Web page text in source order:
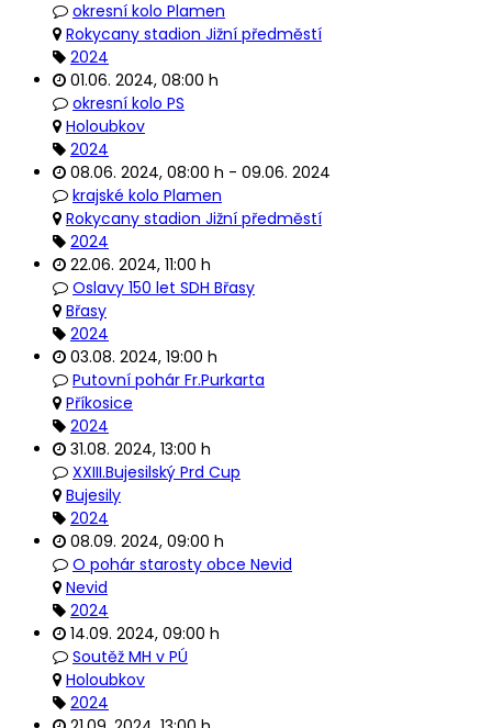
okresní kolo Plamen
Rokycany stadion Jižní předměstí
2024
01.06. 2024, 08:00 h
okresní kolo PS
Holoubkov
2024
08.06. 2024, 08:00 h - 09.06. 2024
krajské kolo Plamen
Rokycany stadion Jižní předměstí
2024
22.06. 2024, 11:00 h
Oslavy 150 let SDH Břasy
Břasy
2024
03.08. 2024, 19:00 h
Putovní pohár Fr.Purkarta
Příkosice
2024
31.08. 2024, 13:00 h
XXIII.Bujesilský Prd Cup
Bujesily
2024
08.09. 2024, 09:00 h
O pohár starosty obce Nevid
Nevid
2024
14.09. 2024, 09:00 h
Soutěž MH v PÚ
Holoubkov
2024